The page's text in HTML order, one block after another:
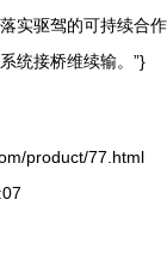
实驱驾的可持续合作
统接桥维续输。”}
product/77.html